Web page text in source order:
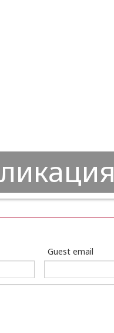
Guest email